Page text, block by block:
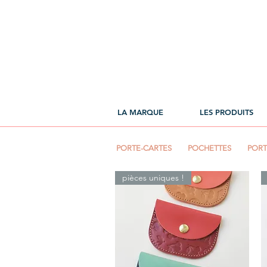
LA MARQUE LES PRODUITS
PORTE-CARTES POCHETTES
pièces uniques !